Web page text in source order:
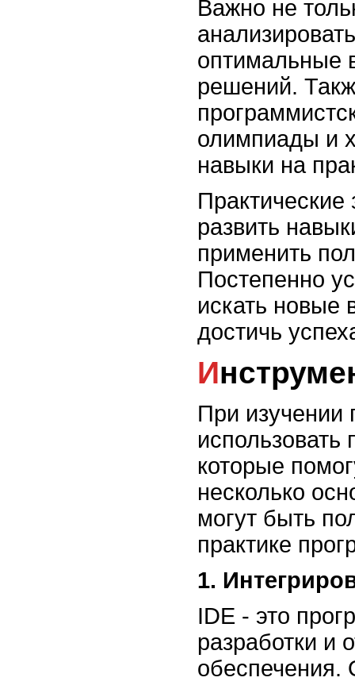
Важно не
оптимальные
решений.
олимпиады и
навыки на
развить
применить
Постепенно
искать новые
достичь
При изучении
которые
несколько
могут быть
практике
1.
IDE - это
разработки и
обеспечения.